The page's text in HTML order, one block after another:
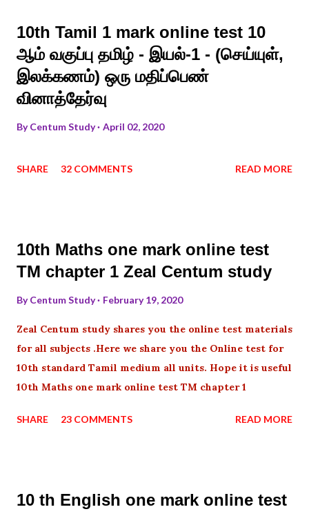
10th Tamil 1 mark online test 10
ஆம் வகுப்பு தமிழ் - இயல்-1 - (செய்யுள்,
இலக்கணம்) ஒரு மதிப்பெண்
வினாத்தேர்வு
ByCentum Study April 02, 2020
SHARE 32 COMMENTS READ MORE
10th Maths one mark online test
TM chapter 1 Zeal Centum study
ByCentum Study February 19, 2020
Zeal Centum study shares you the online test materials
for all subjects .Here we share you the Online test for
10th standard Tamil medium all units. Hope it is useful
10th Maths one mark online test TM chapter 1
SHARE 23 COMMENTS READ MORE
10 th English one mark online test